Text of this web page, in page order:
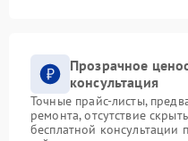
Прозрачное
консультация
Точные прайс-листы,
ремонта, отсутствие
бесплатной